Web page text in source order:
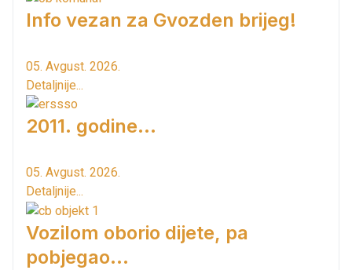
Info vezan za Gvozden brijeg!
05. Avgust. 2026.
Detaljnije...
2011. godine...
05. Avgust. 2026.
Detaljnije...
Vozilom oborio dijete, pa
pobjegao...